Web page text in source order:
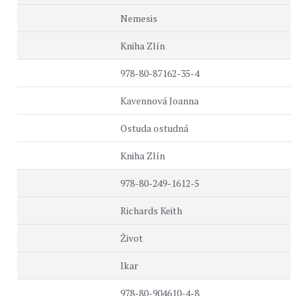
Nemesis
Kniha Zlín
978-80-87162-35-4
Kavennová Joanna
Ostuda ostudná
Kniha Zlín
978-80-249-1612-5
Richards Keith
Život
Ikar
978-80-904610-4-8